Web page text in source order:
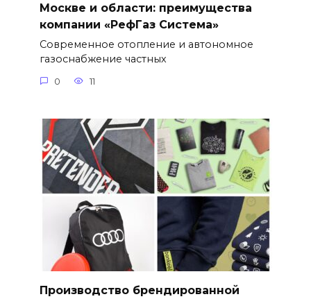
Москве и области: преимущества
компании «РефГаз Система»
Современное отопление и автономное
газоснабжение частных
0 11
Производство брендированной